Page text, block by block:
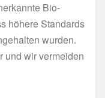
Bio-
höhere Standards
wurden.
und wir vermeiden